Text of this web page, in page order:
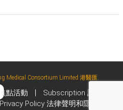
Medical Consortium Limited 港醫匯.
點活動
Subscription 訂閱
Policy 法律聲明和隱私政策